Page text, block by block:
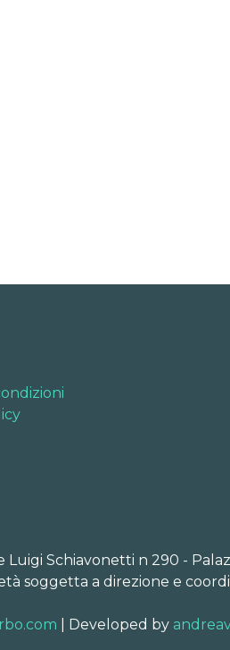
Luigi Schiavonetti n 290 -
soggetta a direzione e
| Developed by